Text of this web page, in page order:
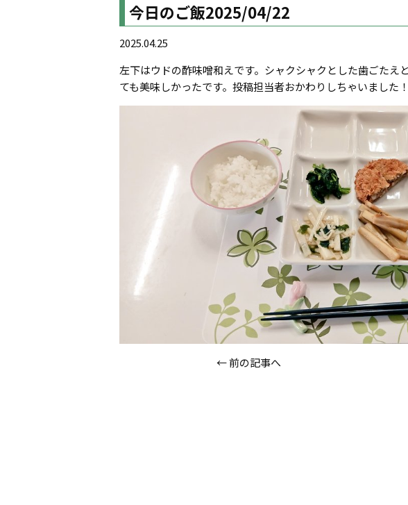
今日のご飯2025/04/22
2025.04.25
左下はウドの酢味噌和えです。シャクシャクとした歯ごたえ
ても美味しかったです。投稿担当者おかわりしちゃいました！
←前の記事へ